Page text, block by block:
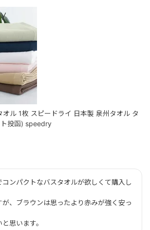
オル 1枚 スピードライ 日本製 泉州タオル タ
投函) speedry
ンパクトなバスタオルが欲しくて購入し
、ブラウンは思ったより赤みが強く安っ
思います。